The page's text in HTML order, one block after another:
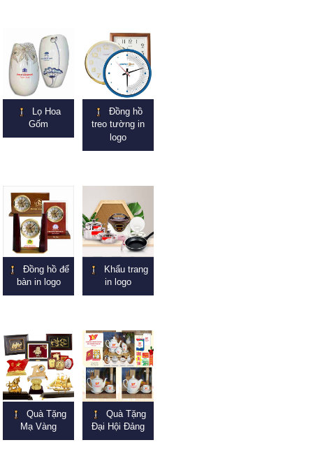
Lọ Hoa
Gốm
Đồng hồ
treo tường in
logo
Đồng hồ để
bàn in logo
Khẩu trang
in logo
Quà Tặng
Mạ Vàng
Quà Tặng
Đại Hội Đảng